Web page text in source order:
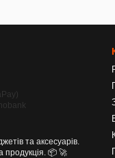
та аксесуарів.
продукція. 📦 🚀